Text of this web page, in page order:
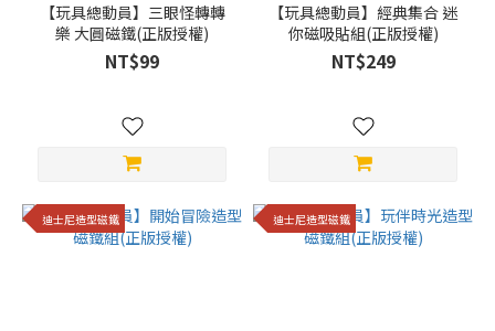
【玩具總動員】三眼怪轉轉
樂 大圓磁鐵(正版授權)
NT$99
【玩具總動員】經典集合 迷
你磁吸貼組(正版授權)
NT$249
迪士尼造型磁鐵 迪士尼造型磁鐵